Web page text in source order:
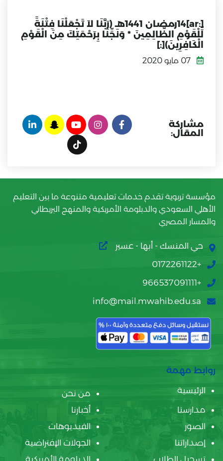
[:ar]14رمضان 1441هـ (رَبَّنَا لاَ تَجْعَلْنَا فِتْنَةً
لِّلْقَوْمِ الظَّالِمِينَ * وَنَجِّنَا بِرَحْمَتِكَ مِنَ الْقَوْمِ
الْكَافِرِينَ)[:]
مشاركة
المقال:
مؤسسة تربوية تقدم خدمات تعليمية متنوعة ما بين التعليم
الأهلي السعودي والدبلومة الأمريكية والمنهج البريطاني
والمسار المصري
حي المنسك - أبها - عسير
+0172261122
+966537091111
info@mail.mwahib.edu.sa
روابط مهمة
الرئيسية
من نحن
مدارسنا
أخبارنا
الصور
الفيديوهات
إصداراتنا
الجولات الإفتراضية
تسجيل الطلاب
الدبلومة الأمريكية